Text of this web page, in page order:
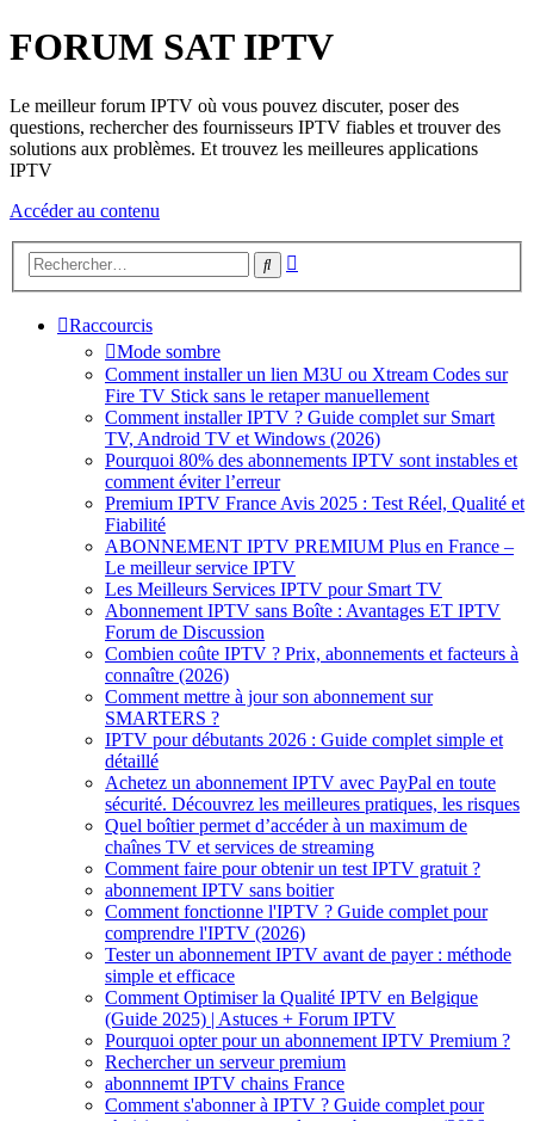
FORUM SAT IPTV
Le meilleur forum IPTV où vous pouvez discuter, poser des
questions, rechercher des fournisseurs IPTV fiables et trouver des
solutions aux problèmes. Et trouvez les meilleures applications
IPTV
Accéder au contenu
Rechercher
Raccourcis
Mode sombre
Comment installer un lien M3U ou Xtream Codes sur
Fire TV Stick sans le retaper manuellement
Comment installer IPTV ? Guide complet sur Smart
TV, Android TV et Windows (2026)
Pourquoi 80% des abonnements IPTV sont instables et
comment éviter l’erreur
Premium IPTV France Avis 2025 : Test Réel, Qualité et
Fiabilité
ABONNEMENT IPTV PREMIUM Plus en France –
Le meilleur service IPTV
Les Meilleurs Services IPTV pour Smart TV
Abonnement IPTV sans Boîte : Avantages ET IPTV
Forum de Discussion
Combien coûte IPTV ? Prix, abonnements et facteurs à
connaître (2026)
Comment mettre à jour son abonnement sur
SMARTERS ?
IPTV pour débutants 2026 : Guide complet simple et
détaillé
Achetez un abonnement IPTV avec PayPal en toute
sécurité. Découvrez les meilleures pratiques, les risques
Quel boîtier permet d’accéder à un maximum de
chaînes TV et services de streaming
Comment faire pour obtenir un test IPTV gratuit ?
abonnement IPTV sans boitier
Comment fonctionne l'IPTV ? Guide complet pour
comprendre l'IPTV (2026)
Tester un abonnement IPTV avant de payer : méthode
simple et efficace
Comment Optimiser la Qualité IPTV en Belgique
(Guide 2025) | Astuces + Forum IPTV
Pourquoi opter pour un abonnement IPTV Premium ?
Rechercher un serveur premium
abonnnemt IPTV chains France
Comment s'abonner à IPTV ? Guide complet pour